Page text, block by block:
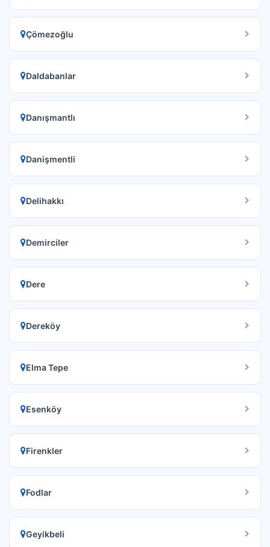
Çömezoğlu
Daldabanlar
Danışmantlı
Danişmentli
Delihakkı
Demirciler
Dere
Dereköy
Elma Tepe
Esenköy
Firenkler
Fodlar
Geyikbeli